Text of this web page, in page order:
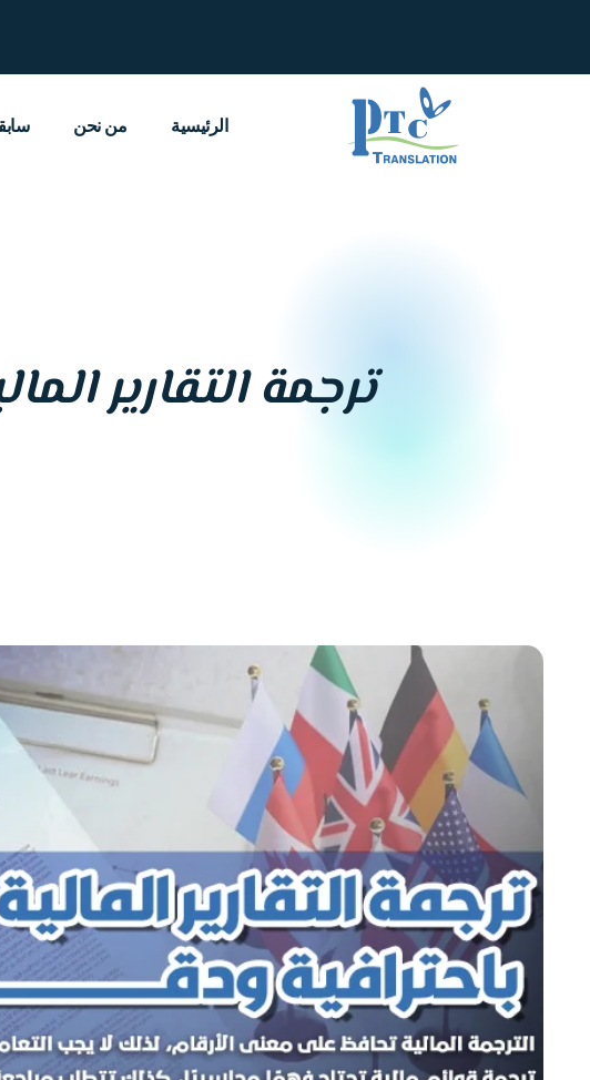
الرئيسية من نحن
ترجمة التقارير